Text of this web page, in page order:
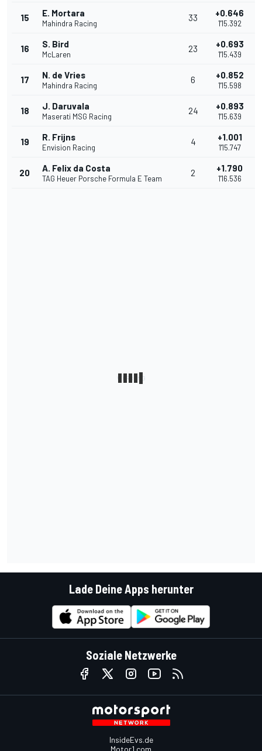
15 E. Mortara
Mahindra Racing
33 +0.646
1'15.392
16 S. Bird
McLaren
23 +0.693
1'15.439
17 N. de Vries
Mahindra Racing
6 +0.852
1'15.598
18 J. Daruvala
Maserati MSG Racing
24 +0.893
1'15.639
19 R. Frijns
Envision Racing
4 +1.001
1'15.747
20 A. Felix da Costa
TAG Heuer Porsche Formula E Team
2 +1.790
1'16.536
Lade Deine Apps herunter
Soziale Netzwerke
InsideEvs.de
Motor1.com